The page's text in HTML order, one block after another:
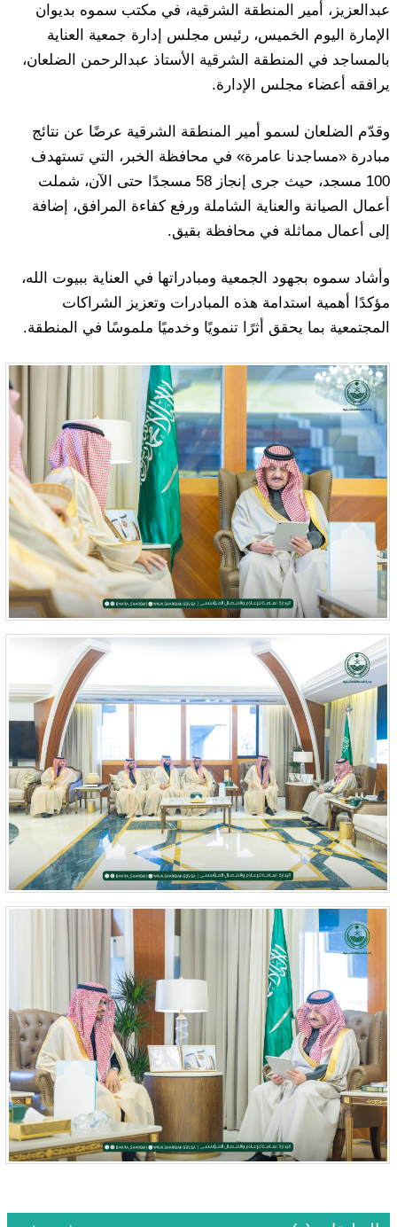
عبدالعزيز، أمير المنطقة الشرقية، في مكتب سموه بديوان
الإمارة اليوم الخميس، رئيس مجلس إدارة جمعية العناية
بالمساجد في المنطقة الشرقية الأستاذ عبدالرحمن الضلعان،
يرافقه أعضاء مجلس الإدارة.
وقدّم الضلعان لسمو أمير المنطقة الشرقية عرضًا عن نتائج
مبادرة «مساجدنا عامرة» في محافظة الخبر، التي تستهدف
100 مسجد، حيث جرى إنجاز 58 مسجدًا حتى الآن، شملت
أعمال الصيانة والعناية الشاملة ورفع كفاءة المرافق، إضافة
إلى أعمال مماثلة في محافظة بقيق.
وأشاد سموه بجهود الجمعية ومبادراتها في العناية ببيوت الله،
مؤكدًا أهمية استدامة هذه المبادرات وتعزيز الشراكات
المجتمعية بما يحقق أثرًا تنمويًا وخدميًا ملموسًا في المنطقة.